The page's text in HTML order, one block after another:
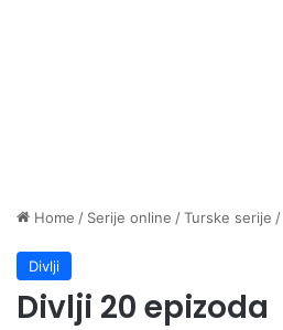
Home / Serije online /Turske serije /
Divlji
Divlji 20 epizoda